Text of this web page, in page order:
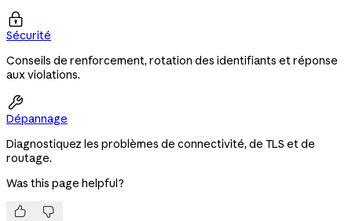

Sécurité
Conseils de renforcement, rotation des identifiants et réponse
aux violations.

Dépannage
Diagnostiquez les problèmes de connectivité, de TLS et de
routage.
Was this page helpful?
 